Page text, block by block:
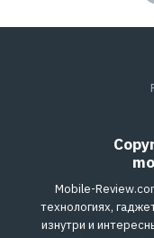
Mobile-
технологиях,
изнутри и